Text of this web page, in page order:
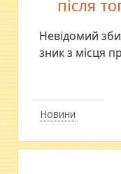
Новини
після
Невідомий
зник з місця